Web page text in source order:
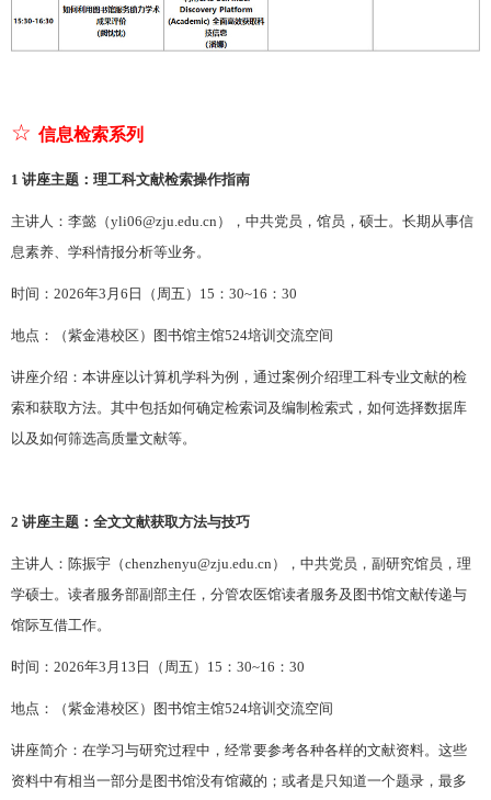
☆ 信息检索系列
1 讲座主题：理工科文献检索操作指南
主讲人：李懿 （yli06@zju.edu.cn ） ， 中共党员， 馆员，硕士。长期从事信
息素养、学科情报分析等业务。
时间： 2026年3 月 6 日（周五） 15：30~16：30
地点：（紫金港校区）图书馆主馆524培训交流空间
讲座介绍：本讲座以计算机学科为例，通过案例介绍理工科专业文献的检
索和获取方法。其中包括如何确定检索词及编制检索式，如何选择数据库
以及如何筛选高质量文献等。
2 讲座主题：全文文献获取方法与技巧
主讲人：陈振宇 （chenzhenyu@zju.edu.cn ） ， 中共党员， 副研究馆员，理
学硕士。读者服务部副部主任，分管农医馆读者服务及图书馆文献传递与
馆际互借工作。
时间： 2026年3月 13 日（周五） 15：30~16：30
地点：（紫金港校区）图书馆主馆524培训交流空间
讲座简介：在学习与研究过程中，经常要参考各种各样的文献资料。这些
资料中有相当一部分是图书馆没有馆藏的；或者是只知道一个题录，最多